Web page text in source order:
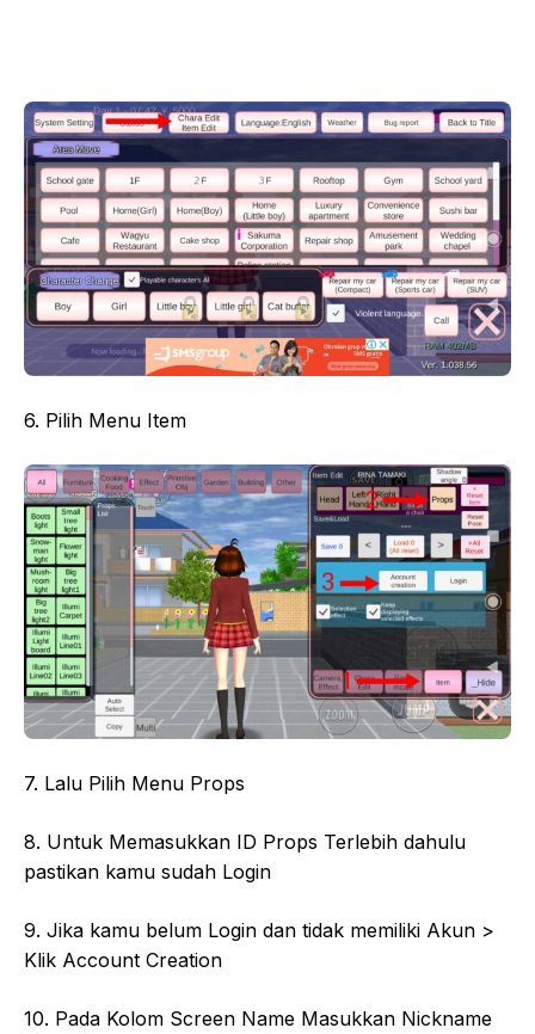
6. Pilih Menu Item
7. Lalu Pilih Menu Props
8. Untuk Memasukkan ID Props Terlebih dahulu
pastikan kamu sudah Login
9. Jika kamu belum Login dan tidak memiliki Akun >
Klik Account Creation
10. Pada Kolom Screen Name Masukkan Nickname